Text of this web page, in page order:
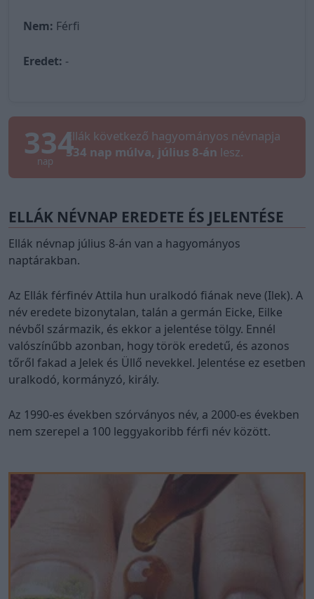
Nem: Férfi
Eredet: -
334
nap
Ellák következő hagyományos névnapja
334 nap múlva, július 8-án lesz.
ELLÁK NÉVNAP EREDETE ÉS JELENTÉSE
Ellák névnap július 8-án van a hagyományos
naptárakban.
Az Ellák férfinév Attila hun uralkodó fiának neve (Ilek). A
név eredete bizonytalan, talán a germán Eicke, Eilke
névből származik, és ekkor a jelentése tölgy. Ennél
valószínűbb azonban, hogy török eredetű, és azonos
tőről fakad a Jelek és Üllő nevekkel. Jelentése ez esetben
uralkodó, kormányzó, király.
Az 1990-es években szórványos név, a 2000-es években
nem szerepel a 100 leggyakoribb férfi név között.